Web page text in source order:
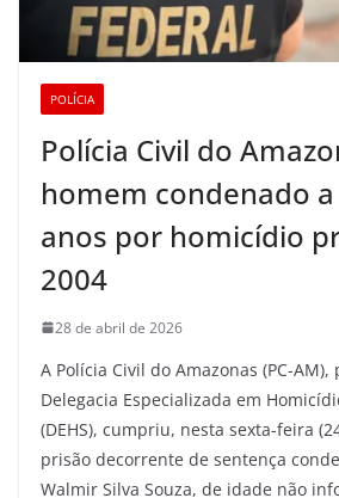
POLÍCIA
Polícia Civil do
homem condenado
anos por homicídio
2004
28 de abril de 2026
A Polícia Civil do Amazonas (PC-
Delegacia Especializada em
(DEHS), cumpriu, nesta sexta-feira
prisão decorrente de sentença
Walmir Silva Souza, de idade não